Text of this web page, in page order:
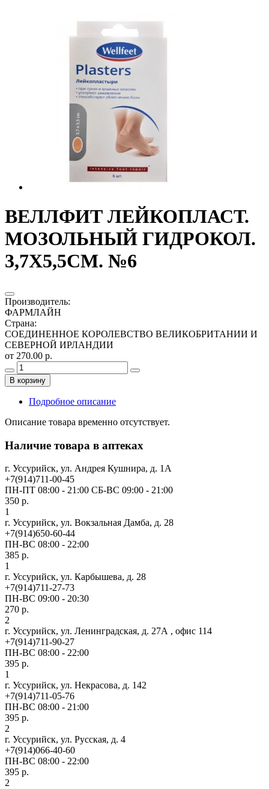
ВЕЛЛФИТ ЛЕЙКОПЛАСТ.
МОЗОЛЬНЫЙ ГИДРОКОЛ.
3,7Х5,5СМ. №6
Производитель:
ФАРМЛАЙН
Страна:
СОЕДИНЕННОЕ КОРОЛЕВСТВО ВЕЛИКОБРИТАНИИ И
СЕВЕРНОЙ ИРЛАНДИИ
от 270.00 р.
В корзину
Подробное описание
Описание товара временно отсутствует.
Наличие товара в аптеках
г. Уссурийск, ул. Андрея Кушнира, д. 1А
+7(914)711-00-45
ПН-ПТ 08:00 - 21:00 СБ-ВС 09:00 - 21:00
350 р.
1
г. Уссурийск, ул. Вокзальная Дамба, д. 28
+7(914)650-60-44
ПН-ВС 08:00 - 22:00
385 р.
1
г. Уссурийск, ул. Карбышева, д. 28
+7(914)711-27-73
ПН-ВС 09:00 - 20:30
270 р.
2
г. Уссурийск, ул. Ленинградская, д. 27А , офис 114
+7(914)711-90-27
ПН-ВС 08:00 - 22:00
395 р.
1
г. Уссурийск, ул. Некрасова, д. 142
+7(914)711-05-76
ПН-ВС 08:00 - 21:00
395 р.
2
г. Уссурийск, ул. Русская, д. 4
+7(914)066-40-60
ПН-ВС 08:00 - 22:00
395 р.
2